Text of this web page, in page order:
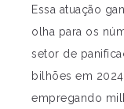
Essa atuação
olha para os
setor de
bilhões em
empregando